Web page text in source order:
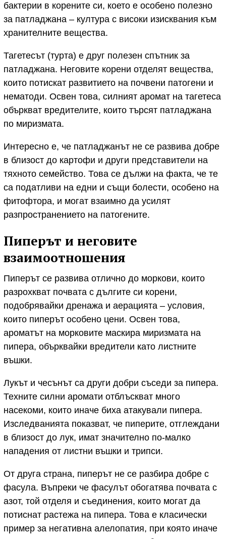
бактерии в корените си, което е особено полезно
за патладжана – култура с високи изисквания към
хранителните вещества.
Тагетесът (турта) е друг полезен спътник за
патладжана. Неговите корени отделят вещества,
които потискат развитието на почвени патогени и
нематоди. Освен това, силният аромат на тагетеса
объркват вредителите, които търсят патладжана
по миризмата.
Интересно е, че патладжанът не се развива добре
в близост до картофи и други представители на
тяхното семейство. Това се дължи на факта, че те
са податливи на едни и същи болести, особено на
фитофтора, и могат взаимно да усилят
разпространението на патогените.
Пиперът и неговите
взаимоотношения
Пиперът се развива отлично до моркови, които
разрохкват почвата с дългите си корени,
подобрявайки дренажа и аерацията – условия,
които пиперът особено цени. Освен това,
ароматът на морковите маскира миризмата на
пипера, обърквайки вредители като листните
въшки.
Лукът и чесънът са други добри съседи за пипера.
Техните силни аромати отблъскват много
насекоми, които иначе биха атакували пипера.
Изследванията показват, че пиперите, отглеждани
в близост до лук, имат значително по-малко
нападения от листни въшки и трипси.
От друга страна, пиперът не се разбира добре с
фасула. Въпреки че фасулът обогатява почвата с
азот, той отделя и съединения, които могат да
потиснат растежа на пипера. Това е класически
пример за негативна алелопатия, при която иначе